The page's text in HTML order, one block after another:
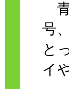
青
号
と
イ